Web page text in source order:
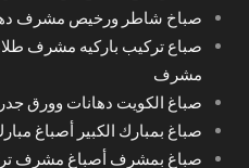
صباخ شاطر ورخيص مشرف
صباع تركيب باركيه مشرف
مشرف
صباغ الكويت دهانات وورق
صباغ بمبارك الكبير أصباغ مبارك الكبير 24
صباغ بمشرف أصباغ مشرف